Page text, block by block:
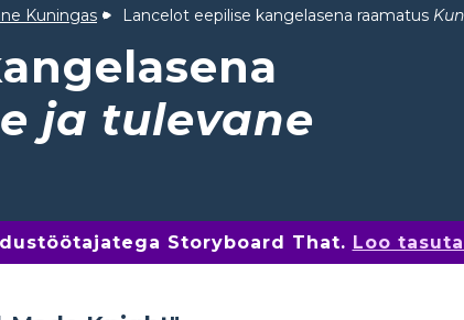
Kuningas Lancelot eepilise kangelasena raamatus
ja tulevane
Storyboard That. Loo